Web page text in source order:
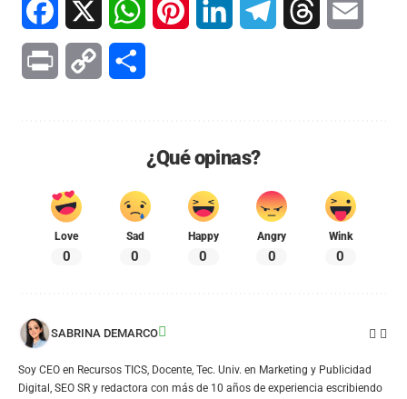
Facebook WhatsAppPinterest LinkedIn TelegramThreads
Print Copy
¿Qué opinas?
Love
0
Sad
0
Happy
0
Angry
0
Wink
0
SABRINA DEMARCO
Soy CEO en Recursos TICS, Docente, Tec. Univ. en Marketing y Publicidad
Digital, SEO SR y redactora con más de 10 años de experiencia escribiendo